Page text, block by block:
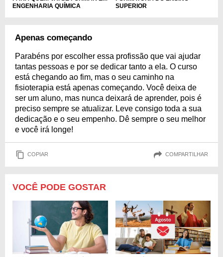
ENGENHARIA QUÍMICA
SUPERIOR
Apenas começando
Parabéns por escolher essa profissão que vai ajudar
tantas pessoas e por se dedicar tanto a ela. O curso
está chegando ao fim, mas o seu caminho na
fisioterapia está apenas começando. Você deixa de
ser um aluno, mas nunca deixará de aprender, pois é
preciso sempre se atualizar. Leve consigo toda a sua
dedicação e o seu empenho. Dê sempre o seu melhor
e você irá longe!
COPIAR COMPARTILHAR
VOCÊ PODE GOSTAR